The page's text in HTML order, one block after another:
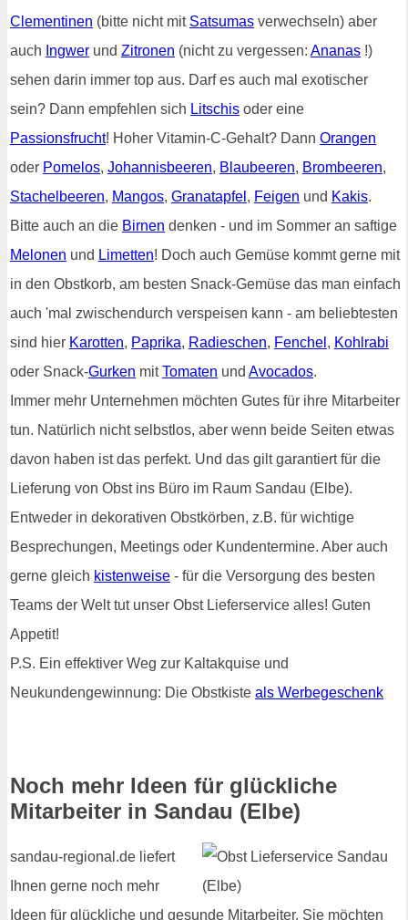
Clementinen (bitte nicht mit Satsumas verwechseln) aber
auch Ingwer und Zitronen (nicht zu vergessen: Ananas !)
sehen darin immer top aus. Darf es auch mal exotischer
sein? Dann empfehlen sich Litschis oder eine
Passionsfrucht! Hoher Vitamin-C-Gehalt? Dann Orangen
oder Pomelos, Johannisbeeren, Blaubeeren, Brombeeren,
Stachelbeeren, Mangos, Granatapfel , Feigen und Kakis.
Bitte auch an die Birnen denken - und im Sommer an saftige
Melonen und Limetten! Doch auch Gemüse kommt gerne mit
in den Obstkorb, am besten Snack-Gemüse das man einfach
auch 'mal zwischendurch verspeisen kann - am beliebtesten
sind hier Karotten, Paprika, Radieschen, Fenchel , Kohlrabi
oder Snack-Gurken mitTomaten und Avocados.
Immer mehr Unternehmen möchten Gutes für ihre Mitarbeiter
tun. Natürlich nicht selbstlos, aber wenn beide Seiten etwas
davon haben ist das perfekt. Und das gilt garantiert für die
Lieferung von Obst ins Büro im Raum Sandau (Elbe).
Entweder in dekorativen Obstkörben, z.B. für wichtige
Besprechungen, Meetings oder Kundentermine. Aber auch
gerne gleich kistenweise - für die Versorgung des besten
Teams der Welt tut unser Obst Lieferservice alles! Guten
Appetit!
P.S. Ein effektiver Weg zur Kaltakquise und
Neukundengewinnung: Die Obstkiste als Werbegeschenk
Noch mehr Ideen für glückliche
Mitarbeiter in Sandau (Elbe)
sandau-regional.de liefert
Ihnen gerne noch mehr
Ideen für glückliche und gesunde Mitarbeiter. Sie möchten